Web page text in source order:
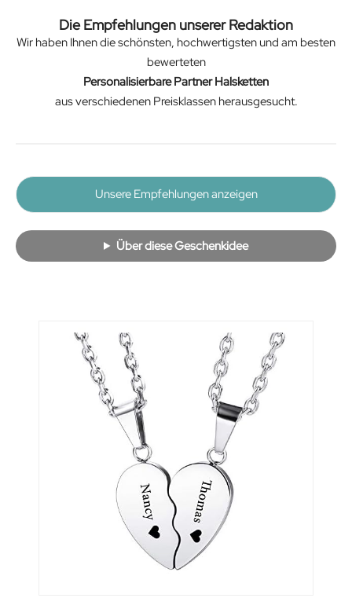
Die Empfehlungen unserer Redaktion
Wir haben Ihnen die schönsten, hochwertigsten und am besten
bewerteten
Personalisierbare Partner Halsketten
aus verschiedenen Preisklassen herausgesucht.
Unsere Empfehlungen anzeigen
Über diese Geschenkidee